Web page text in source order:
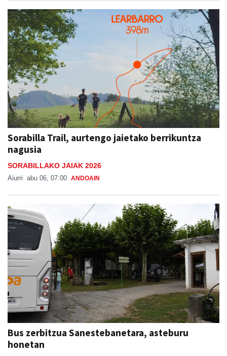
Sorabilla Trail, aurtengo jaietako berrikuntza
nagusia
SORABILLAKO JAIAK 2026
Aiurri abu 06, 07:00 ANDOAIN
Bus zerbitzua Sanestebanetara, asteburu
honetan